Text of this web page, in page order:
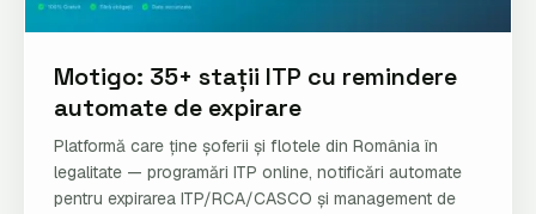
Motigo: 35+ stații ITP cu remindere
automate de expirare
Platformă care ține șoferii și flotele din România în
legalitate — programări ITP online, notificări automate
pentru expirarea ITP/RCA/CASCO și management de